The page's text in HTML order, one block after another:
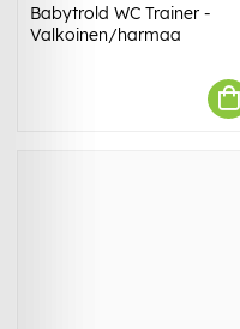
Babytrold WC Trainer -
Valkoinen/harmaa